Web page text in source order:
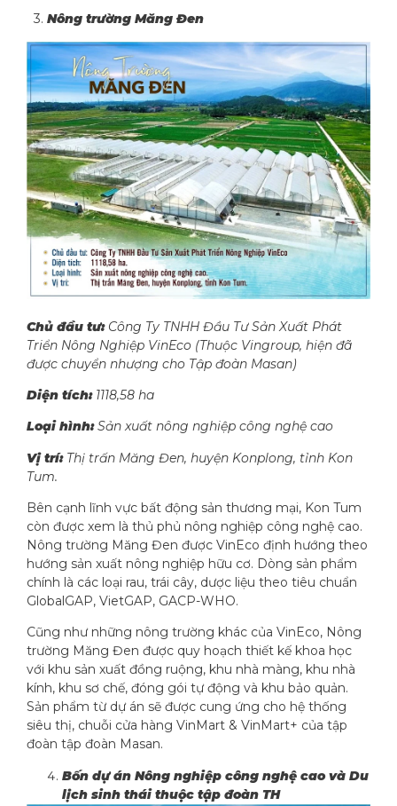
3. Nông trường Măng Đen
Chủ đầu tư: Công Ty TNHH Đầu Tư Sản Xuất Phát
Triển Nông Nghiệp VinEco (Thuộc Vingroup, hiện đã
được chuyển nhượng cho Tập đoàn Masan)
Diện tích:1118,58 ha
Loại hình:Sản xuất nông nghiệp công nghệ cao
Vị trí:Thị trấn Măng Đen, huyện Konplong, tỉnh Kon
Tum.
Bên cạnh lĩnh vực bất động sản thương mại, Kon Tum
còn được xem là thủ phủ nông nghiệp công nghệ cao.
Nông trường Măng Đen được VinEco định hướng theo
hướng sản xuất nông nghiệp hữu cơ. Dòng sản phẩm
chính là các loại rau, trái cây, dược liệu theo tiêu chuẩn
GlobalGAP, VietGAP, GACP-WHO.
Cũng như những nông trường khác của VinEco, Nông
trường Măng Đen được quy hoạch thiết kế khoa học
với khu sản xuất đồng ruộng, khu nhà màng, khu nhà
kính, khu sơ chế, đóng gói tự động và khu bảo quản.
Sản phẩm từ dự án sẽ được cung ứng cho hệ thống
siêu thị, chuỗi cửa hàng VinMart & VinMart+ của tập
đoàn tập đoàn Masan.
Bốn dự án Nông nghiệp công nghệ cao và Du
lịch sinh thái thuộc tập đoàn TH